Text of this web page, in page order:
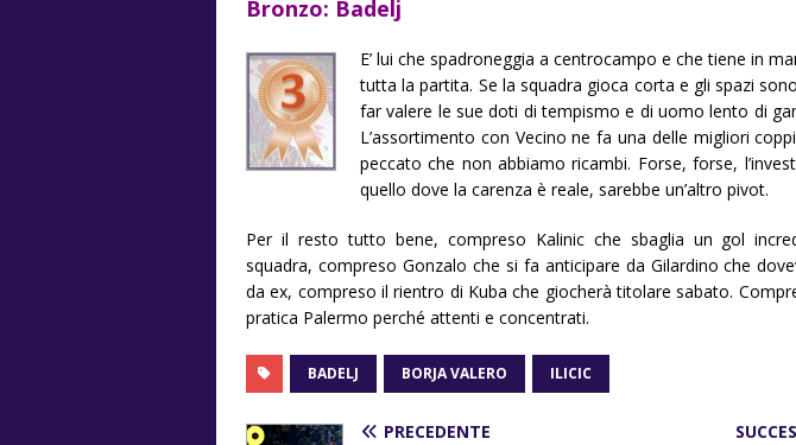
Bronzo: Badelj
E’ lui che spadroneggia a centrocampo e che tiene in
tutta la partita. Se la squadra gioca corta e gli spazi
far valere le sue doti di tempismo e di uomo lento di
L’assortimento con Vecino ne fa una delle migliori
peccato che non abbiamo ricambi. Forse, forse,
quello dove la carenza è reale, sarebbe un’altro pivot.
Per il resto tutto bene, compreso Kalinic che sbaglia un gol
squadra, compreso Gonzalo che si fa anticipare da Gilardino che
da ex, compreso il rientro di Kuba che giocherà titolare sabato.
pratica Palermo perché attenti e concentrati.
BADELJ BORJA VALERO ILICIC
PRECEDENTE